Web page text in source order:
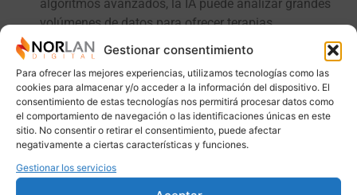
Gestionar consentimiento
Para ofrecer las mejores experiencias, utilizamos tecnologías como las
cookies para almacenar y/o acceder a la información del dispositivo. El
consentimiento de estas tecnologías nos permitirá procesar datos como
el comportamiento de navegación o las identificaciones únicas en este
sitio. No consentir o retirar el consentimiento, puede afectar
negativamente a ciertas características y funciones.
Gestionar los servicios
algoritmos avanzados, la IA puede analizar grandes
volúmenes de datos para ofrecer terapias
personalizadas basadas en patrones individuales,
optimizando así los resultados del tratamiento.
Apoyo a los profesionales:La IA no busca reemplazar
a los terapeutas humanos, sino complementarlos.
Herramientas inteligentes pueden ayudar en el
monitoreo del progreso de los pacientes, la generación
para que los terapeutas se enfoquen en la conexión